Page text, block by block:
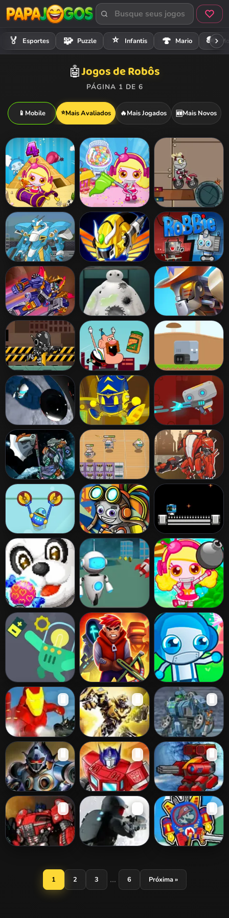
🏅 Esportes 🧩 Puzzle ⭐ Infantis 🍄 Mario 🏍️
🤖Jogos de Robôs
PÁGINA 1 DE 6
📱 Mobile ⭐Mais Avaliados 🔥Mais Jogados 🆕Mais Novos
Bomb It 4 Bomb It 5 Go Robots!
Super Robo
Fighter
Super Robo
Fighter 2
Robbie
Epic Robot
Battle
Create Big Hero
6 Baymax 2
Epic Robot
Tournament
Cyborg War Uncle Grandpa
Peanut Butter
Flutter
Wolly
Orbital Survival Tori Energy
Factory
Robo Battle
Assembel Dino
Robot
Mosasaurus
Drone Wars
Climb Up Bionic Race Robo Escape
Speed Run
Candy Paw Catch Robo Racer Bomb It Mission
The Last Battery Revoxel 3D -
Voxel RPG
Shooter
Bomb It TD
Iron Man -
Armored Justice
Flight of the
BumbleBee
Transformers 4
Transformer
Robot War
Transformers
Prestige
SuperMechs Beta
1 2 3 ... 6 Próxima »